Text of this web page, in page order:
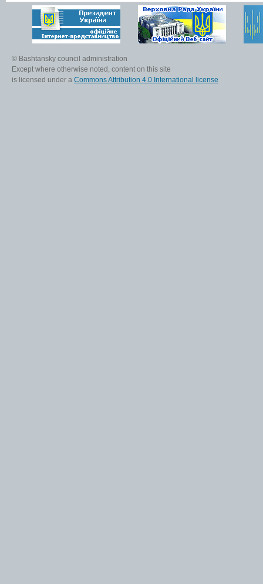
© Bashtansky council administration
Except where otherwise noted, content on this site
is licensed under a Commons Attribution 4.0 International license